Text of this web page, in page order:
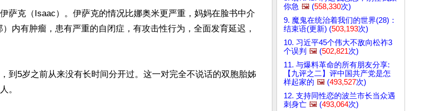
萨克（Isaac）。伊萨克的情况比娜奥米更严重，妈妈在脸书中介
内有肿瘤，患有严重的自闭症，有攻击性行为，全面发育延迟，
到5岁之前从来没有长时间分开过。这一对完全不说话的双胞胎姊
。
你急 🖼️ (558,330次)
9. 魔鬼在统治着我们的世界(28)：
结束语(更新) (503,193次)
10. 习近平45个伟大不敌向松祚3
个误判 🖼️ (502,821次)
11. 与爆料革命的所有朋友分享:
【九评之二】评中国共产党是怎
样起家的 🖼️ (493,527次)
12. 支持同性恋的波兰市长当众遇
刺身亡 🖼️ (493,064次)